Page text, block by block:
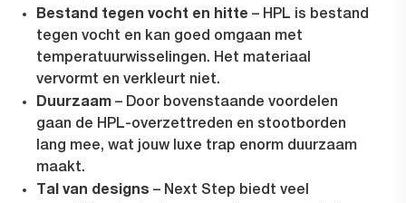
Bestand tegen vocht en hitte – HPL is bestand
tegen vocht en kan goed omgaan met
temperatuurwisselingen. Het materiaal
vervormt en verkleurt niet.
Duurzaam – Door bovenstaande voordelen
gaan de HPL-overzettreden en stootborden
lang mee, wat jouw luxe trap enorm duurzaam
maakt.
Tal van designs – Next Step biedt veel